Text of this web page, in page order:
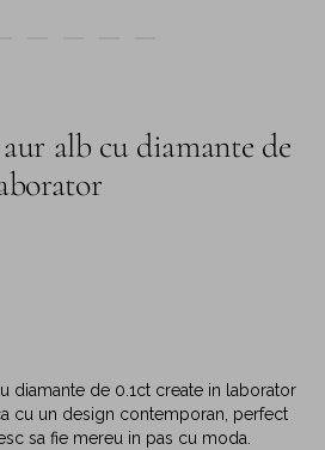
alb cu diamante de
diamante de 0.1ct create in laborator
cu un design contemporan, perfect
sa fie mereu in pas cu moda.